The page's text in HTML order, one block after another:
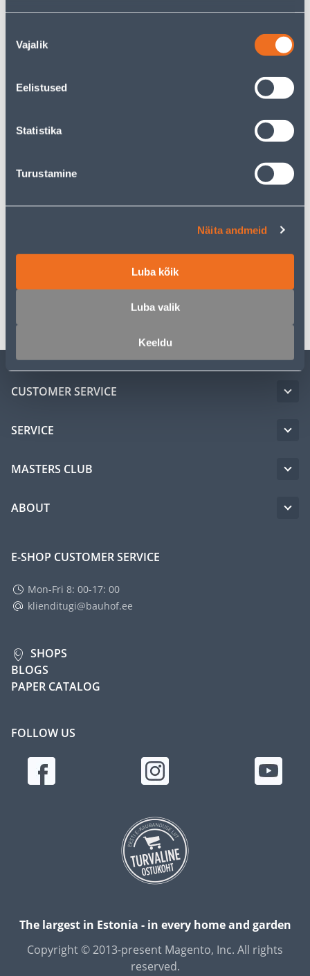
valik
Vajalik
Eelistused
Statistika
Turustamine
Näita andmeid
Luba kõik
Luba valik
Keeldu
Deposit Payments
148
CUSTOMER SERVICE
SERVICE
MASTERS CLUB
ABOUT
E-SHOP CUSTOMER SERVICE
Mon-Fri 8: 00-17: 00
klienditugi@bauhof.ee
SHOPS
BLOGS
PAPER CATALOG
FOLLOW US
The largest in Estonia - in every home and garden
Copyright © 2013-present Magento, Inc. All rights
reserved.